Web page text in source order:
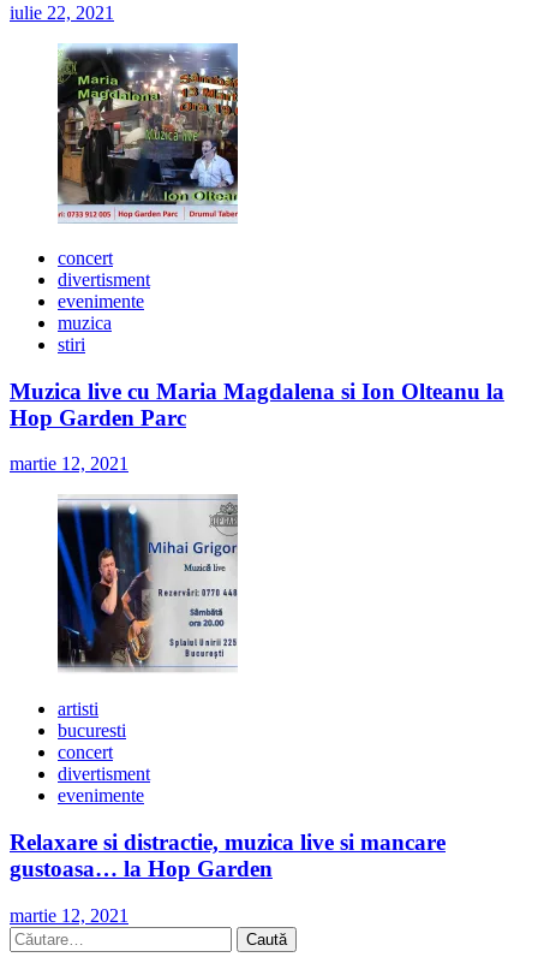
iulie 22, 2021
concert
divertisment
evenimente
muzica
stiri
Muzica live cu Maria Magdalena si Ion Olteanu la
Hop Garden Parc
martie 12, 2021
artisti
bucuresti
concert
divertisment
evenimente
Relaxare si distractie, muzica live si mancare
gustoasa… la Hop Garden
martie 12, 2021
Caută
după: